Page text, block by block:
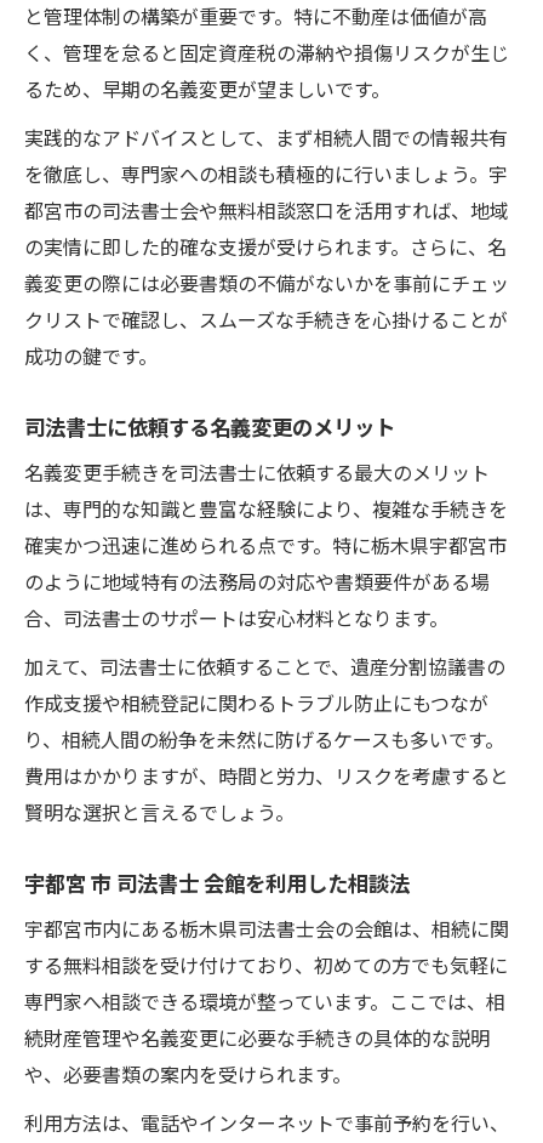
と管理体制の構築が重要です。特に不動産は価値が高
く、管理を怠ると固定資産税の滞納や損傷リスクが生じ
るため、早期の名義変更が望ましいです。
実践的なアドバイスとして、まず相続人間での情報共有
を徹底し、専門家への相談も積極的に行いましょう。宇
都宮市の司法書士会や無料相談窓口を活用すれば、地域
の実情に即した的確な支援が受けられます。さらに、名
義変更の際には必要書類の不備がないかを事前にチェッ
クリストで確認し、スムーズな手続きを心掛けることが
成功の鍵です。
司法書士に依頼する名義変更のメリット
名義変更手続きを司法書士に依頼する最大のメリット
は、専門的な知識と豊富な経験により、複雑な手続きを
確実かつ迅速に進められる点です。特に栃木県宇都宮市
のように地域特有の法務局の対応や書類要件がある場
合、司法書士のサポートは安心材料となります。
加えて、司法書士に依頼することで、遺産分割協議書の
作成支援や相続登記に関わるトラブル防止にもつなが
り、相続人間の紛争を未然に防げるケースも多いです。
費用はかかりますが、時間と労力、リスクを考慮すると
賢明な選択と言えるでしょう。
宇都宮 市 司法書士 会館を利用した相談法
宇都宮市内にある栃木県司法書士会の会館は、相続に関
する無料相談を受け付けており、初めての方でも気軽に
専門家へ相談できる環境が整っています。ここでは、相
続財産管理や名義変更に必要な手続きの具体的な説明
や、必要書類の案内を受けられます。
利用方法は、電話やインターネットで事前予約を行い、